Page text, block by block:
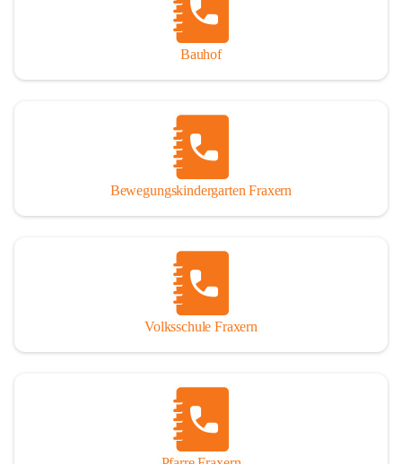
Bauhof
Bewegungskindergarten Fraxern
Volksschule Fraxern